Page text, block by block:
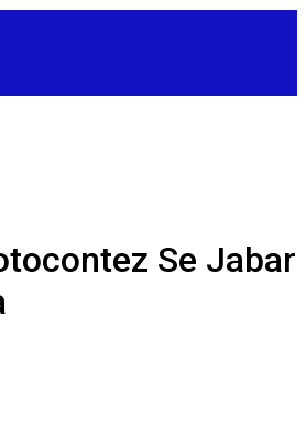
Se Jabar